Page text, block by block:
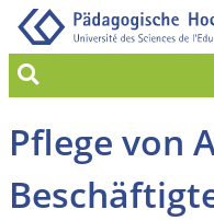
Suche
Pflege von